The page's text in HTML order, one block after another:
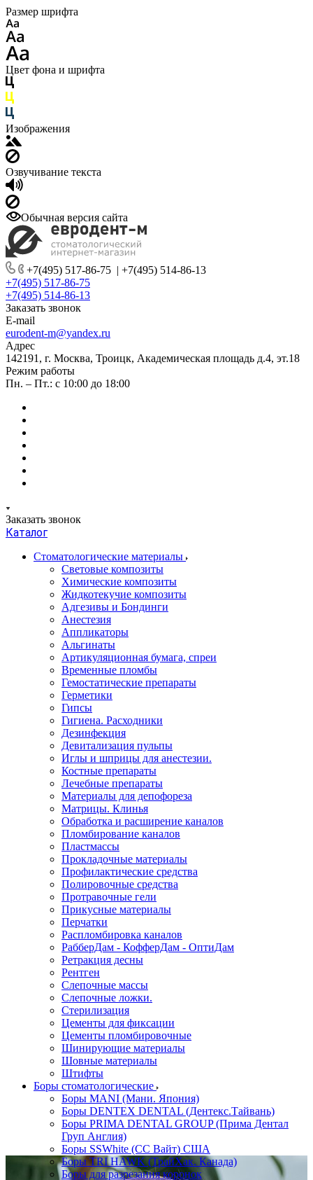
Размер шрифта
Цвет фона и шрифта
Изображения
Озвучивание текста
Обычная версия сайта
+7(495) 517-86-75 | +7(495) 514-86-13
+7(495) 517-86-75
+7(495) 514-86-13
Заказать звонок
E-mail
eurodent-m@yandex.ru
Адрес
142191, г. Москва, Троицк, Академическая площадь д.4, эт.18
Режим работы
Пн. – Пт.: с 10:00 до 18:00
Заказать звонок
Каталог
Стоматологические материалы
Световые композиты
Химические композиты
Жидкотекучие композиты
Адгезивы и Бондинги
Анестезия
Аппликаторы
Альгинаты
Артикуляционная бумага, спреи
Временные пломбы
Гемостатические препараты
Герметики
Гипсы
Гигиена. Расходники
Дезинфекция
Девитализация пульпы
Иглы и шприцы для анестезии.
Костные препараты
Лечебные препараты
Материалы для депофореза
Матрицы. Клинья
Обработка и расширение каналов
Пломбирование каналов
Пластмассы
Прокладочные материалы
Профилактические средства
Полировочные средства
Протравочные гели
Прикусные материалы
Перчатки
Распломбировка каналов
РабберДам - КофферДам - ОптиДам
Ретракция десны
Рентген
Слепочные массы
Слепочные ложки.
Стерилизация
Цементы для фиксации
Цементы пломбировочные
Шинирующие материалы
Шовные материалы
Штифты
Боры стоматологические
Боры MANI (Мани. Япония)
Боры DENTEX DENTAL (Дентекс.Тайвань)
Боры PRIMA DENTAL GROUP (Прима Дентал
Груп Англия)
Боры SSWhite (СС Вайт) США
Боры TRI HAWK (ТрайХак. Канада)
Боры для разрезания коронок